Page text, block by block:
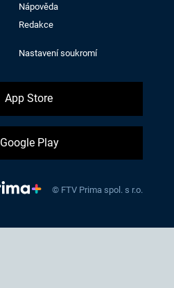
Nápověda
Redakce
Nastavení soukromí
App Store
Google Play
© FTV Prima spol. s r.o.